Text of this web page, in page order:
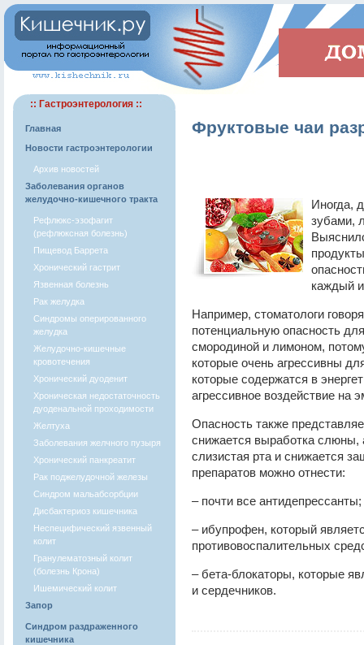
:: Гастроэнтерология ::
Главная
Новости гастроэнтерологии
Архив новостей
Заболевания органов
желудочно-кишечного тракта
Рефлюкс-эзофагит
(рефлюксная болезнь)
Пищевод Баррета
Хронический гастрит
Язвенная болезнь
Рак желудка
Синдромы оперированного
желудка
Желудочно-кишечные
кровотечения
Хронический дуоденит
Хроническая недостаточность
дуоденальной проходимости
Желтуха
Заболевания желчного пузыря
Хронический панкреатит
Рак поджелудочной железы
Синдром мальабсорбции
Дисбактериоз кишечника
Неспецифический язвенный
колит
Гранулематозный колит
(болезнь Крона)
Ишемический колит
Запор
Синдром раздраженного
кишечника
Фруктовые чаи
Иногда,
зубами,
каждый
Например, стоматологи
потенциальную опасность
смородиной и лимоном,
которые очень агрессивны
которые содержатся в
агрессивное воздействие на
Опасность также
снижается выработка слюны,
слизистая рта и снижается
препаратов можно отнести:
– почти все антидепрессанты;
– ибупрофен, который
противовоспалительных
– бета-блокаторы, которые
и сердечников.